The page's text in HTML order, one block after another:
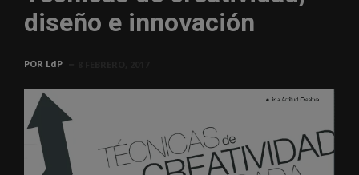
diseño e innovación
POR LdP